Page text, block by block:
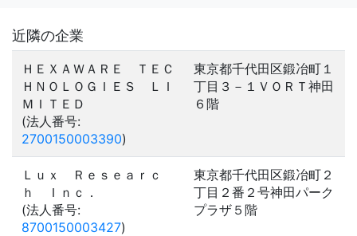
近隣の企業
ＨＥＸＡＷＡＲＥ ＴＥＣ
ＨＮＯＬＯＧＩＥＳ ＬＩ
ＭＩＴＥＤ
(法人番号:
2700150003390)
東京都千代田区鍛冶町１
丁目３－１ＶＯＲＴ神田
６階
Ｌｕｘ Ｒｅｓｅａｒｃ
ｈ Ｉｎｃ．
(法人番号:
8700150003427)
東京都千代田区鍛冶町２
丁目２番２号神田パーク
プラザ５階